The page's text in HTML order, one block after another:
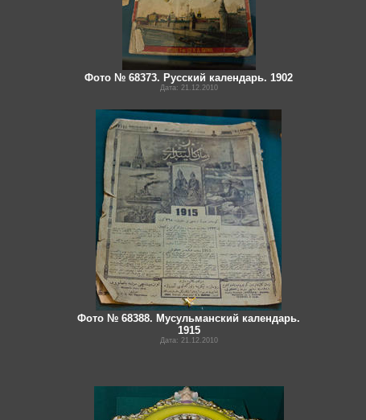
Фото № 68373. Русский календарь. 1902
Дата: 21.12.2010
Фото № 68388. Мусульманский календарь.
1915
Дата: 21.12.2010